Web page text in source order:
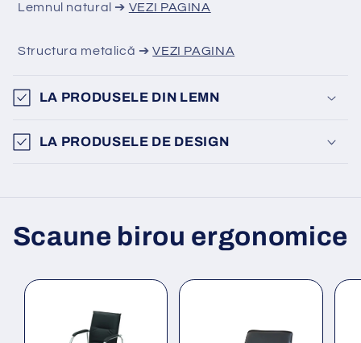
Lemnul natural ➔ VEZI PAGINA
Structura metalică ➔VEZI PAGINA
LA PRODUSELE DIN LEMN
LA PRODUSELE DE DESIGN
Scaune birou ergonomice